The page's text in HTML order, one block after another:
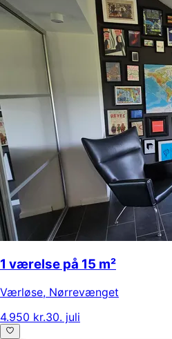
1 værelse på 15 m²
Værløse, Nørrevænget
4.950 kr.30. juli